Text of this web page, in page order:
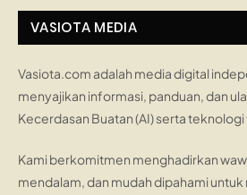
VASIOTA MEDIA
Vasiota.com adalah media digital
menyajikan informasi, panduan, dan
Kecerdasan Buatan (AI) serta
Kami berkomitmen menghadirkan
mendalam, dan mudah dipahami